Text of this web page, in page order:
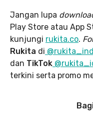
Jangan lupa
Play Store atau App
kunjungi rukita.co.
Rukita di
dan TikTok
terkini serta promo